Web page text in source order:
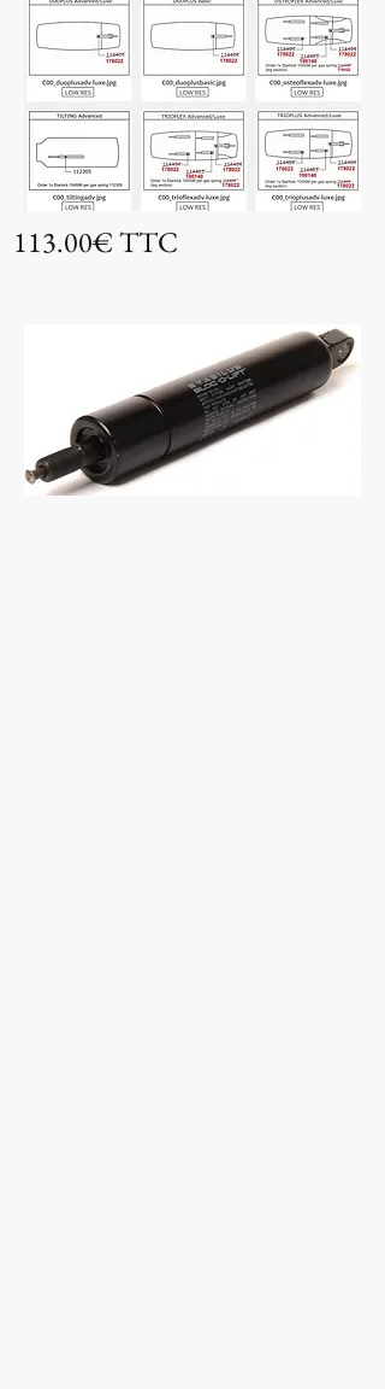
113.00€ TTC